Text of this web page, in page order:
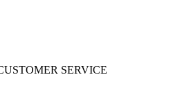
SERVICE